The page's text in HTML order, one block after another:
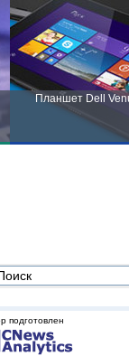
Планшет Dell
подготовлен